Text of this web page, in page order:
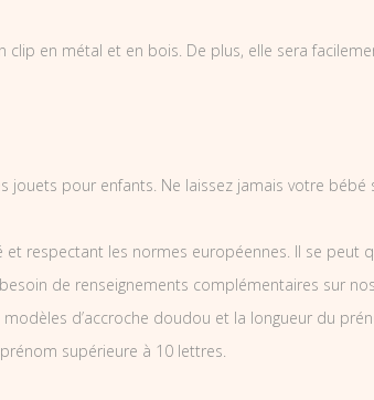
en métal et en bois. De plus, elle sera
pour enfants. Ne laissez jamais votre
respectant les normes européennes. Il se peut
de renseignements complémentaires sur
d’accroche doudou et la longueur du
supérieure à 10 lettres.